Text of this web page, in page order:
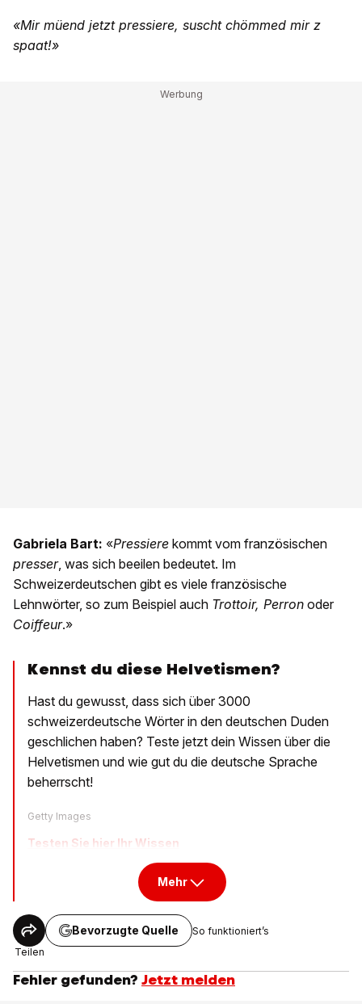
«Mir müend jetzt pressiere, suscht chömmed mir z
spaat!»
Gabriela Bart: «Pressiere kommt vom französischen
presser, was sich beeilen bedeutet. Im
Schweizerdeutschen gibt es viele französische
Lehnwörter, so zum Beispiel auch Trottoir, Perron oder
Coiffeur.»
Kennst du diese Helvetismen?
Hast du gewusst, dass sich über 3000
schweizerdeutsche Wörter in den deutschen Duden
geschlichen haben? Teste jetzt dein Wissen über die
Helvetismen und wie gut du die deutsche Sprache
beherrscht!
Getty Images
Testen Sie hier Ihr Wissen
Mehr
Teilen
Bevorzugte Quelle So funktioniert’s
Fehler gefunden? Jetzt melden